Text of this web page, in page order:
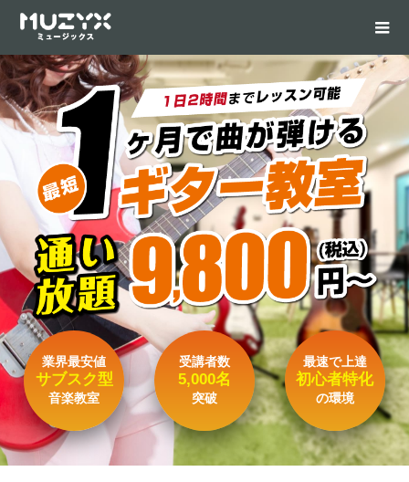
業界最安値
サブスク型
音楽教室
受講者数
5,000名
突破
最速で上達
初心者特化
の環境